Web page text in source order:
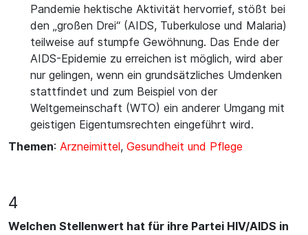
Pandemie hektische Aktivität hervorrief, stößt bei
den „großen Drei“ (AIDS, Tuberkulose und Malaria)
teilweise auf stumpfe Gewöhnung. Das Ende der
AIDS-Epidemie zu erreichen ist möglich, wird aber
nur gelingen, wenn ein grundsätzliches Umdenken
stattfindet und zum Beispiel von der
Weltgemeinschaft (WTO) ein anderer Umgang mit
geistigen Eigentumsrechten eingeführt wird.
Themen: Arzneimittel, Gesundheit und Pflege
4
Welchen Stellenwert hat für ihre Partei HIV/AIDS in